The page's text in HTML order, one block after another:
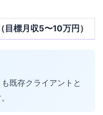
標月収5〜10万円）
既存クライアントと